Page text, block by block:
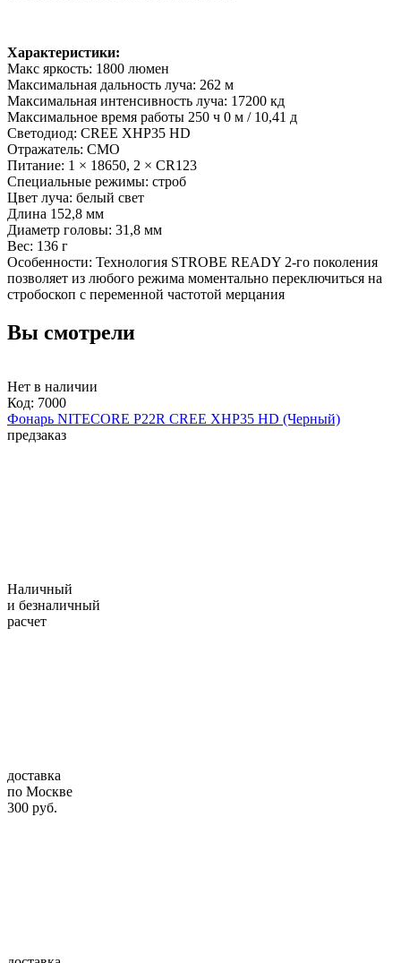
Характеристики:
Макс яркость: 1800 люмен
Максимальная дальность луча: 262 м
Максимальная интенсивность луча: 17200 кд
Максимальное время работы 250 ч 0 м / 10,41 д
Светодиод: CREE XHP35 HD
Отражатель: СМО
Питание: 1 × 18650, 2 × CR123
Специальные режимы: строб
Цвет луча: белый свет
Длина 152,8 мм
Диаметр головы: 31,8 мм
Вес: 136 г
Особенности: Технология STROBE READY 2-го поколения
позволяет из любого режима моментально переключиться на
стробоскоп с переменной частотой мерцания
Вы смотрели
Нет в наличии
Код: 7000
Фонарь NITECORE P22R CREE XHP35 HD (Черный)
предзаказ
Наличный
и безналичный
расчет
доставка
по Москве
300 руб.